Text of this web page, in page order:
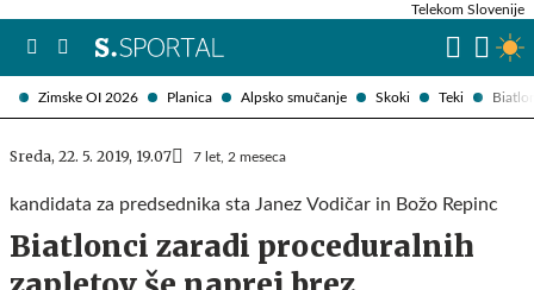
Zimske OI 2026 Planica Alpsko smučanje Skoki Teki
Telekom Slovenije
Sreda, 22. 5. 2019, 19.07 7 let, 2 meseca
kandidata za predsednika sta Janez Vodičar in Božo Repinc
Biatlonci zaradi proceduralnih